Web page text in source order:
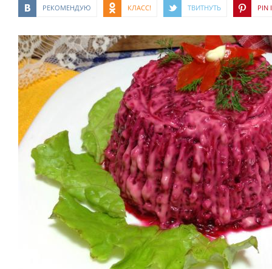
РЕКОМЕНДУЮ КЛАСС! ТВИТНУТЬ PIN